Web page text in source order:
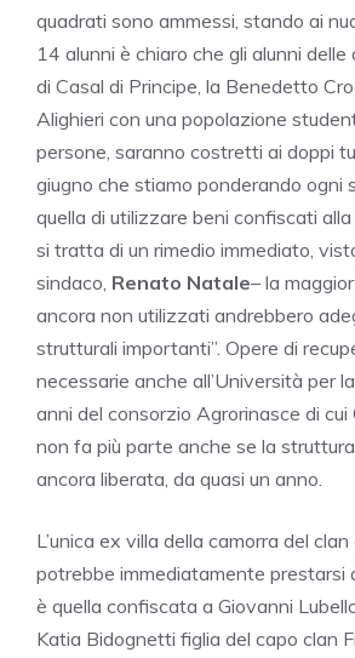
quadrati sono ammessi, stando ai
14 alunni è chiaro che gli alunni delle
di Casal di Principe, la Benedetto
Alighieri con una popolazione
persone, saranno costretti ai doppi
giugno che stiamo ponderando ogni
quella di utilizzare beni confiscati
si tratta di un rimedio immediato,
sindaco, Renato Natale– la
ancora non utilizzati andrebbero
strutturali importanti”. Opere di
necessarie anche all’Università per
anni del consorzio Agrorinasce di cui
non fa più parte anche se la
ancora liberata, da quasi un anno.
L’unica ex villa della camorra del
potrebbe immediatamente prestarsi
è quella confiscata a Giovanni
Katia Bidognetti figlia del capo clan